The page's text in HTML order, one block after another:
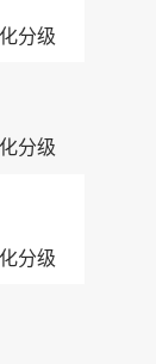
分级
分级
分级